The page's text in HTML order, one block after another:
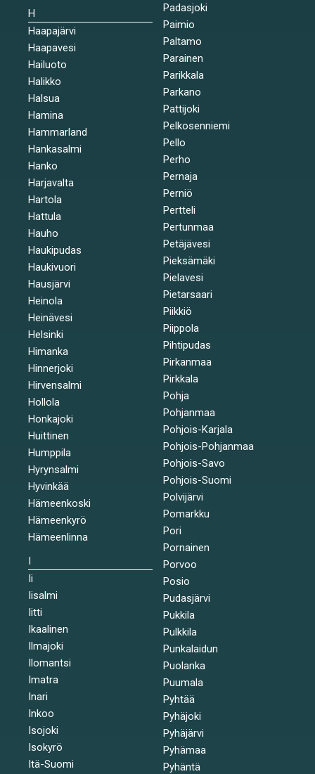
H
Haapajärvi
Haapavesi
Hailuoto
Halikko
Halsua
Hamina
Hammarland
Hankasalmi
Hanko
Harjavalta
Hartola
Hattula
Hauho
Haukipudas
Haukivuori
Hausjärvi
Heinola
Heinävesi
Helsinki
Himanka
Hinnerjoki
Hirvensalmi
Hollola
Honkajoki
Huittinen
Humppila
Hyrynsalmi
Hyvinkää
Hämeenkoski
Hämeenkyrö
Hämeenlinna
I
Ii
Iisalmi
Iitti
Ikaalinen
Ilmajoki
Ilomantsi
Imatra
Inari
Inkoo
Isojoki
Isokyrö
Itä-Suomi
Padasjoki
Paimio
Paltamo
Parainen
Parikkala
Parkano
Pattijoki
Pelkosenniemi
Pello
Perho
Pernaja
Perniö
Pertteli
Pertunmaa
Petäjävesi
Pieksämäki
Pielavesi
Pietarsaari
Piikkiö
Piippola
Pihtipudas
Pirkanmaa
Pirkkala
Pohja
Pohjanmaa
Pohjois-Karjala
Pohjois-Pohjanmaa
Pohjois-Savo
Pohjois-Suomi
Polvijärvi
Pomarkku
Pori
Pornainen
Porvoo
Posio
Pudasjärvi
Pukkila
Pulkkila
Punkalaidun
Puolanka
Puumala
Pyhtää
Pyhäjoki
Pyhäjärvi
Pyhämaa
Pyhäntä